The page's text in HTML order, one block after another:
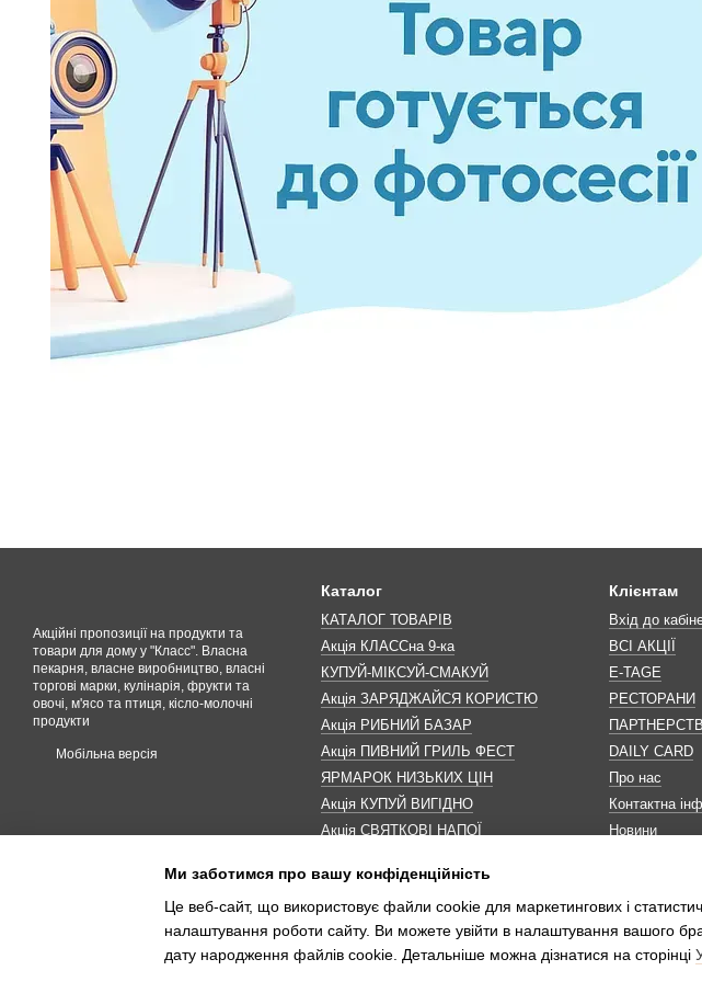
Акційні пропозиції на продукти та
товари для дому у "Класс". Власна
пекарня, власне виробництво, власні
торгові марки, кулінарія, фрукти та
овочі, м'ясо та птиця, кісло-молочні
продукти
Мобільна версія
Каталог
КАТАЛОГ ТОВАРІВ
Акція КЛАССна 9-ка
КУПУЙ-МІКСУЙ-СМАКУЙ
Акція ЗАРЯДЖАЙСЯ КОРИСТЮ
Акція РИБНИЙ БАЗАР
Акція ПИВНИЙ ГРИЛЬ ФЕСТ
ЯРМАРОК НИЗЬКИХ ЦІН
Акція КУПУЙ ВИГІДНО
Акція СВЯТКОВІ НАПОЇ
Акція ДО МАКОВЕЯ
ІНШІ АКЦІЇ
Клієнтам
Вхід до
ВСІ АКЦІЇ
E-TAGE
РЕСТОРАНИ
DAILY CARD
Про нас
Контактна
Новини
Ми заботимся про вашу конфіденційність
Це веб-сайт, що використовує файли cookie для маркетингових і
налаштування роботи сайту. Ви можете увійти в налаштування вашого
дату народження файлів cookie. Детальніше можна дізнатися на сторінці